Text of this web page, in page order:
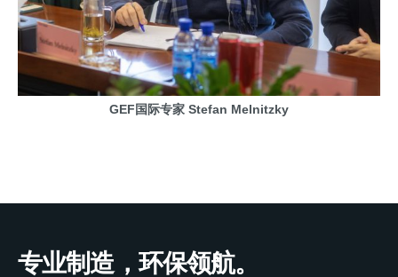
GEF国际专家 Stefan Melnitzky
专业制造，环保领航。